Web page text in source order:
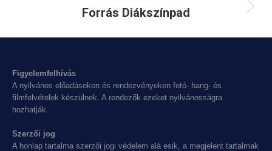
Next
Forrás Diákszínpad
Figyelemfelhívás
A nyilvános előadásokon és rendezvényeken fotó- hang- és
filmfelvételek készülnek. A rendezők ezeket nyilvánosságra
hozhatják.
Szerzői jog
A honlap tartalma szerzői jogi védelem alá esik, a megjelent tartalmak